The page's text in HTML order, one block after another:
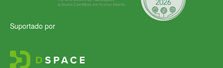
Suportado por